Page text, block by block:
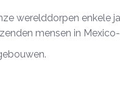
werelddorpen enkele
mensen in